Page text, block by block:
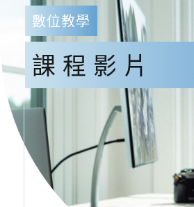
數位教學
課程影片